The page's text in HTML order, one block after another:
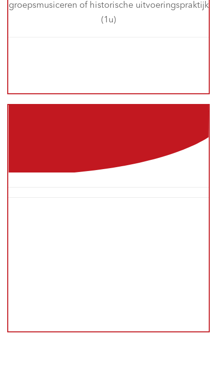
groepsmusiceren of historische uitvoeringspraktijk
(1u)